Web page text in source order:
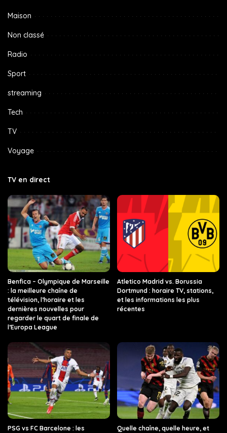
Maison
Non classé
Radio
Sport
streaming
Tech
TV
Voyage
TV en direct
Benfica – Olympique de Marseille
: la meilleure chaîne de
télévision, l’horaire et les
dernières nouvelles pour
regarder le quart de finale de
l’Europa League
Atletico Madrid vs. Borussia
Dortmund : horaire TV, stations,
et les informations les plus
récentes
PSG vs FC Barcelone : les
Quelle chaîne, quelle heure, et